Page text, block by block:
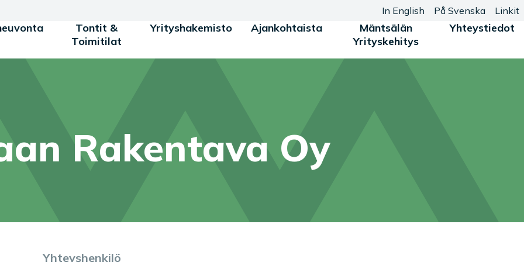
Tontit &
Toimitilat
Yrityshakemisto Ajankohtaista
Mäntsälän
Yrityskehitys
Yhteystiedot
In English På Svenska Linkit
Rakentava Oy
Yhteyshenkilö